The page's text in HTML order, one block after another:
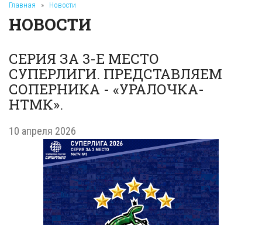
Главная » Новости
НОВОСТИ
СЕРИЯ ЗА 3-Е МЕСТО
СУПЕРЛИГИ. ПРЕДСТАВЛЯЕМ
СОПЕРНИКА - «УРАЛОЧКА-
НТМК».
10 апреля 2026